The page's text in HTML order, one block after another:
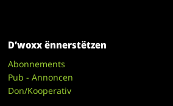
D’woxx ënnerstëtzen
Abonnements
Pub - Annoncen
Don/Kooperativ